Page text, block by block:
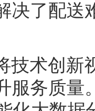
决了配送
技术创新
服务质量